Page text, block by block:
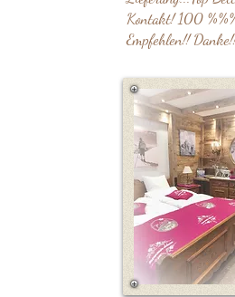
Kontakt! 100
Empfehlen!!